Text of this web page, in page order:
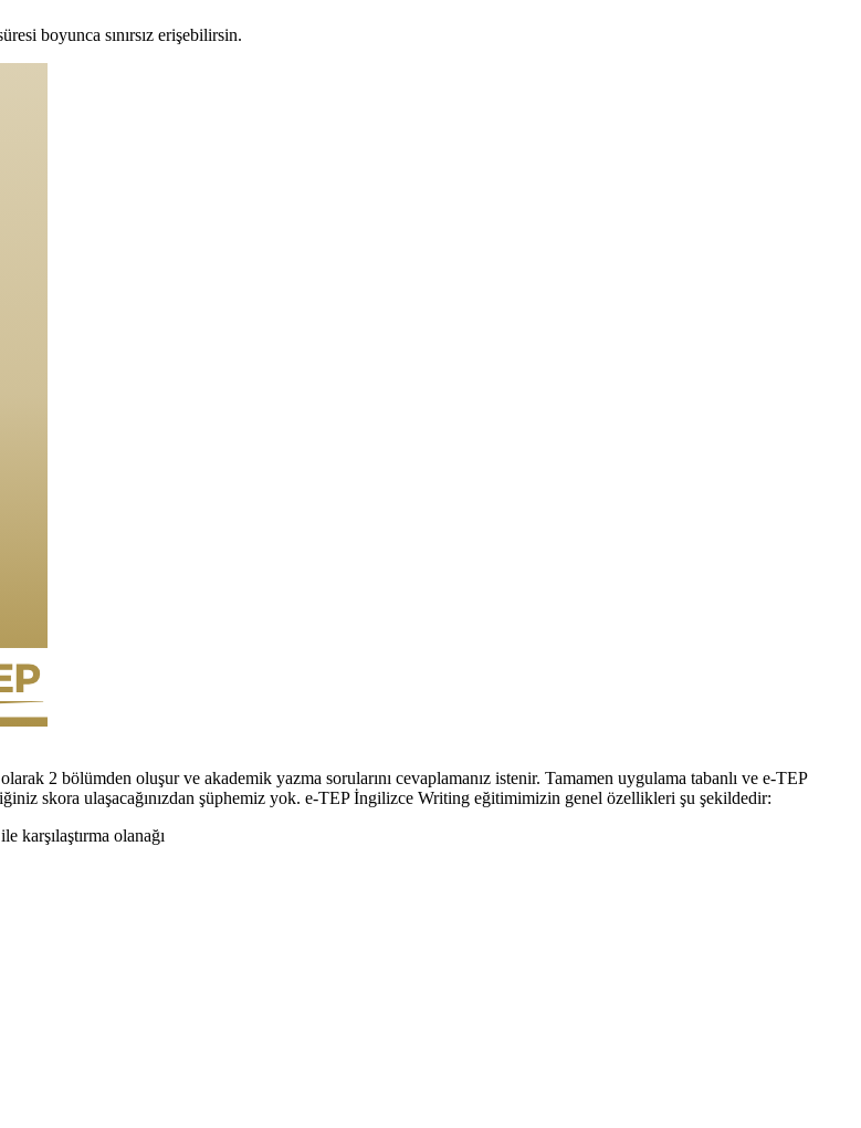
boyunca sınırsız erişebilirsin.
2 bölümden oluşur ve akademik yazma sorularını cevaplamanız istenir. Tamamen uygulama tabanlı ve e-TEP
skora ulaşacağınızdan şüphemiz yok. e-TEP İngilizce Writing eğitimimizin genel özellikleri şu şekildedir:
karşılaştırma olanağı